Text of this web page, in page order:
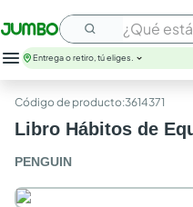
¿Qué estás
huevos
arroz
nutribela
galletas
Entrega o retiro, tú eliges.
:3614371
Libro Hábitos de
PENGUIN